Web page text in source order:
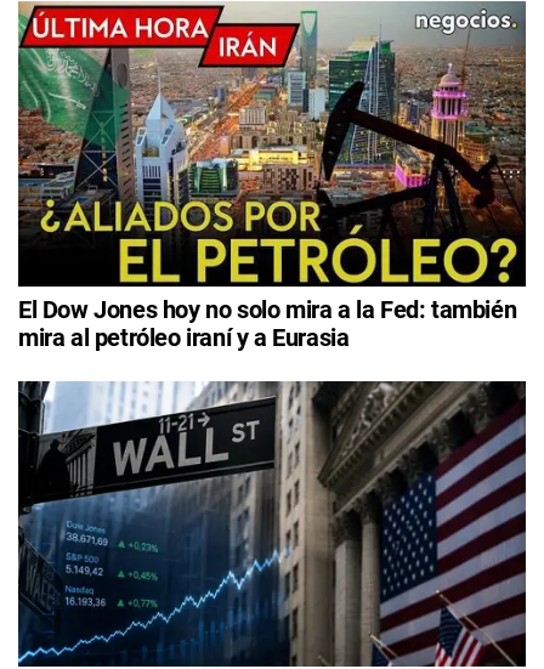
El Dow Jones hoy no solo mira a la Fed: también
mira al petróleo iraní y a Eurasia